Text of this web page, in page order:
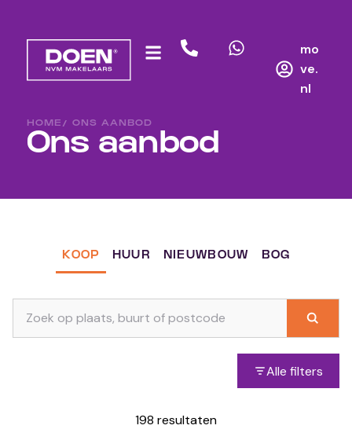
mo
ve.
nl
HOME / ONS AANBOD
Ons aanbod
KOOP HUUR NIEUWBOUW BOG
Alle filters
198 resultaten